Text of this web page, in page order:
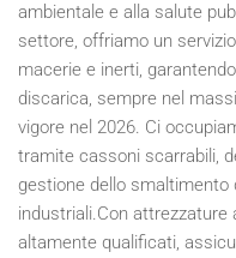
ambientale e alla salute
settore, offriamo un
macerie e inerti,
discarica, sempre nel
vigore nel 2026. Ci
tramite cassoni scarrabili,
gestione dello smaltimento
industriali.Con
altamente qualificati,